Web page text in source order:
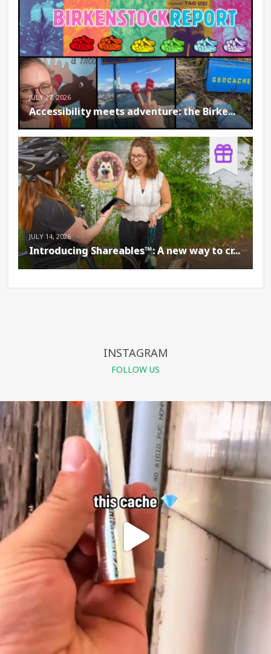
JULY 27, 2026
Accessibility meets adventure: the Birke...
JULY 14, 2026
Introducing Shareables™: A new way to cr...
INSTAGRAM
FOLLOW US